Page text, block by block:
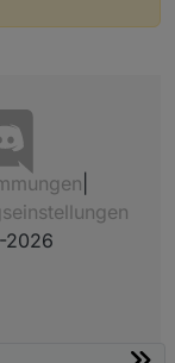
2026